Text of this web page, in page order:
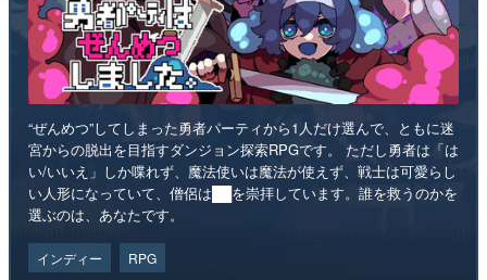
“ぜんめつ”してしまった勇者パーティから1人だけ選んで、ともに迷
宮からの脱出を目指すダンジョン探索RPGです。 ただし勇者は「は
い/いいえ」しか喋れず、魔法使いは魔法が使えず、戦士は可愛らし
い人形になっていて、僧侶は██を崇拝しています。誰を救うのかを
選ぶのは、あなたです。
インディー RPG